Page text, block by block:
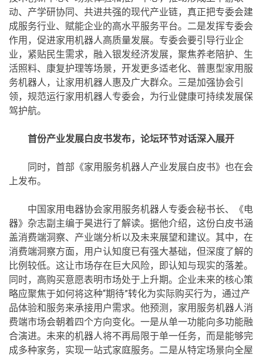
动、产学研协同、共进共强的现代产业链，真正把专委会建
成服务行业、赋能企业的高水平服务平台。二是发挥专委会
作用，促进家用机器人高质量发展。专委会要引导行业企
业，紧贴民生需求，融入银发经济发展，聚焦养老陪护、生
活照料、康复护理等场景，开发更多适老化、普惠型家用服
务机器人，让家用机器人惠及广大群众。三是加强协会引
领，规范运行家用机器人专委会，为行业健康可持续发展保
驾护航。
首份产业发展白皮书发布，论坛环节对话深入展开
同时，首部《家用服务机器人产业发展白皮书》也在会
上发布。
中国家用电器协会家用服务机器人专委会秘书长、《电
器》杂志副主编于昊进行了解读。据他介绍，这份白皮书涵
盖消费端洞察、产业端分析以及未来展望和建议。其中，在
消费端洞察方面，用户认知度已有强大基础，但深度了解的
比例较低。这让市场存在巨大风险，即认知与现实的落差。
同时，高购买意愿表明市场处于上升期。企业未来的核心策
略应聚焦于如何将这种“期待”转化为实际购买行为，通过产
品体验和服务来承接用户需求。他预测，家用服务机器人消
费端市场会朝着四个方向变化。一是从单一功能向多功能融
合演进。未来的机器人将不再局限于单一任务，而是能够完
成多种家务，实现一站式家庭服务。二是从特定场景向全屋